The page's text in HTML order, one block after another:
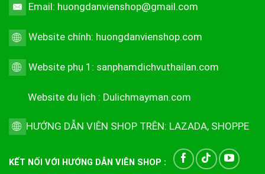
Email: huongdanvienshop@gmail.com
Website chính: huongdanvienshop.com
Website phụ 1: sanphamdichvuthailan.com
Website du lịch : Dulichmayman.com
HƯỚNG DẪN VIÊN SHOP TRÊN: LAZADA, SHOPPE
KẾT NỐI VỚI HƯỚNG DẪN VIÊN SHOP :